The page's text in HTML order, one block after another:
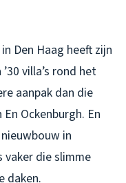
Den Haag heeft zijn
villa’s rond het
aanpak dan die
Ockenburgh. En
in
vaker die slimme
daken.